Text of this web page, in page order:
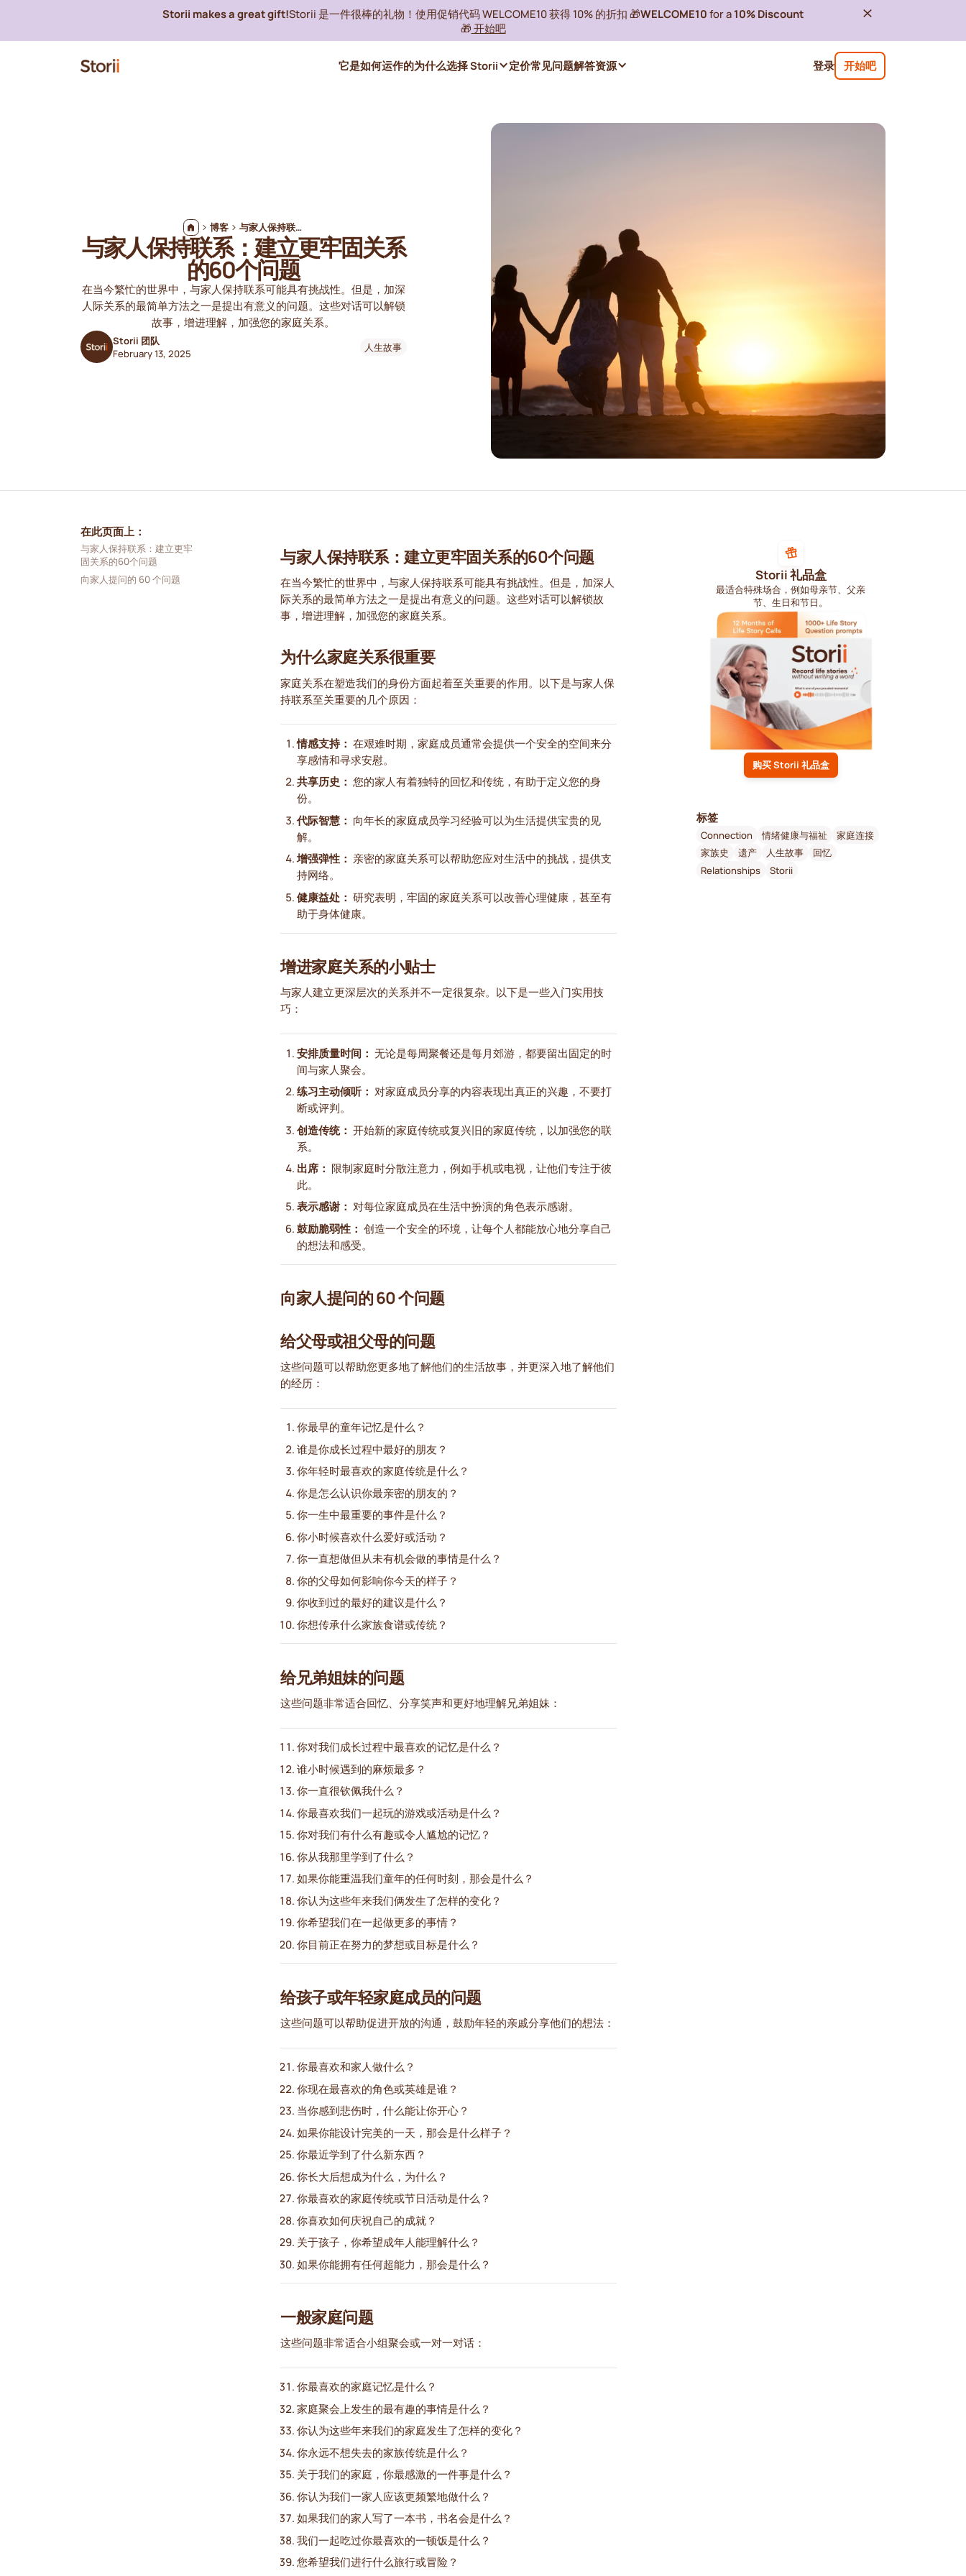
Storii makes a great gift!Storii 是一件很棒的礼物！使用促销代码 WELCOME10 获得 10% 的折扣 🎁WELCOME10 for a10% Discount
🎁 开始吧
登录 开始吧
它是如何运作的为什么选择 Storii 定价常见问题解答资源
博客 与家人保持联系：建立更牢固关系的60个问题
与家人保持联系：建立更牢固关系
的60个问题
在当今繁忙的世界中，与家人保持联系可能具有挑战性。但是，加深
人际关系的最简单方法之一是提出有意义的问题。这些对话可以解锁
故事，增进理解，加强您的家庭关系。
Storii 团队
February 13, 2025
人生故事
在此页面上：
与家人保持联系：建立更牢
固关系的60个问题
向家人提问的 60 个问题
与家人保持联系：建立更牢固关系的60个问题
在当今繁忙的世界中，与家人保持联系可能具有挑战性。但是，加深人
际关系的最简单方法之一是提出有意义的问题。这些对话可以解锁故
事，增进理解，加强您的家庭关系。
为什么家庭关系很重要
家庭关系在塑造我们的身份方面起着至关重要的作用。以下是与家人保
持联系至关重要的几个原因：
情感支持： 在艰难时期，家庭成员通常会提供一个安全的空间来分
享感情和寻求安慰。
共享历史： 您的家人有着独特的回忆和传统，有助于定义您的身
份。
代际智慧： 向年长的家庭成员学习经验可以为生活提供宝贵的见
解。
增强弹性： 亲密的家庭关系可以帮助您应对生活中的挑战，提供支
持网络。
健康益处： 研究表明，牢固的家庭关系可以改善心理健康，甚至有
助于身体健康。
增进家庭关系的小贴士
与家人建立更深层次的关系并不一定很复杂。以下是一些入门实用技
巧：
安排质量时间： 无论是每周聚餐还是每月郊游，都要留出固定的时
间与家人聚会。
练习主动倾听： 对家庭成员分享的内容表现出真正的兴趣，不要打
断或评判。
创造传统： 开始新的家庭传统或复兴旧的家庭传统，以加强您的联
系。
出席： 限制家庭时分散注意力，例如手机或电视，让他们专注于彼
此。
表示感谢： 对每位家庭成员在生活中扮演的角色表示感谢。
鼓励脆弱性： 创造一个安全的环境，让每个人都能放心地分享自己
的想法和感受。
向家人提问的 60 个问题
给父母或祖父母的问题
这些问题可以帮助您更多地了解他们的生活故事，并更深入地了解他们
的经历：
你最早的童年记忆是什么？
谁是你成长过程中最好的朋友？
你年轻时最喜欢的家庭传统是什么？
你是怎么认识你最亲密的朋友的？
你一生中最重要的事件是什么？
你小时候喜欢什么爱好或活动？
你一直想做但从未有机会做的事情是什么？
你的父母如何影响你今天的样子？
你收到过的最好的建议是什么？
你想传承什么家族食谱或传统？
给兄弟姐妹的问题
这些问题非常适合回忆、分享笑声和更好地理解兄弟姐妹：
你对我们成长过程中最喜欢的记忆是什么？
谁小时候遇到的麻烦最多？
你一直很钦佩我什么？
你最喜欢我们一起玩的游戏或活动是什么？
你对我们有什么有趣或令人尴尬的记忆？
你从我那里学到了什么？
如果你能重温我们童年的任何时刻，那会是什么？
你认为这些年来我们俩发生了怎样的变化？
你希望我们在一起做更多的事情？
你目前正在努力的梦想或目标是什么？
给孩子或年轻家庭成员的问题
这些问题可以帮助促进开放的沟通，鼓励年轻的亲戚分享他们的想法：
你最喜欢和家人做什么？
你现在最喜欢的角色或英雄是谁？
当你感到悲伤时，什么能让你开心？
如果你能设计完美的一天，那会是什么样子？
你最近学到了什么新东西？
你长大后想成为什么，为什么？
你最喜欢的家庭传统或节日活动是什么？
你喜欢如何庆祝自己的成就？
关于孩子，你希望成年人能理解什么？
如果你能拥有任何超能力，那会是什么？
一般家庭问题
这些问题非常适合小组聚会或一对一对话：
你最喜欢的家庭记忆是什么？
家庭聚会上发生的最有趣的事情是什么？
你认为这些年来我们的家庭发生了怎样的变化？
你永远不想失去的家族传统是什么？
关于我们的家庭，你最感激的一件事是什么？
你认为我们一家人应该更频繁地做什么？
如果我们的家人写了一本书，书名会是什么？
我们一起吃过你最喜欢的一顿饭是什么？
您希望我们进行什么旅行或冒险？
Storii 礼品盒
最适合特殊场合，例如母亲节、父亲
节、生日和节日。
购买 Storii 礼品盒
标签
Connection 情绪健康与福祉
家庭连接
家族史
遗产 人生故事
回忆
Relationships
Storii